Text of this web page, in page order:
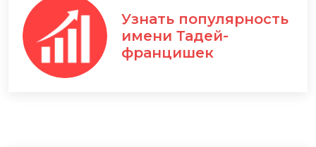
Узнать популярность
имени Тадей-
францишек